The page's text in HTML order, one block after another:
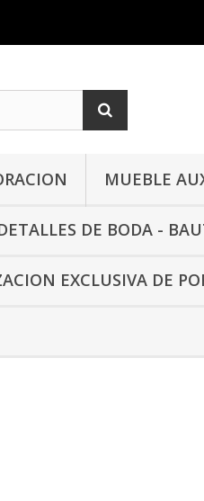
MUEBLE
DE BODA -
EXCLUSIVA DE